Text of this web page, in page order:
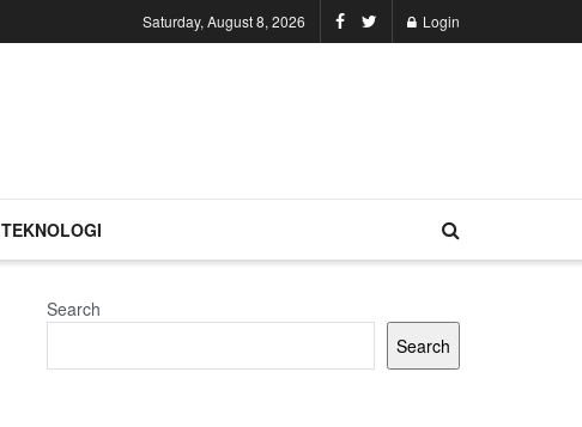
Saturday, August 8, 2026 Login
TEKNOLOGI
Search
Search